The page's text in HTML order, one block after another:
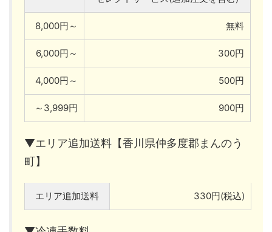
8,000円～ 無料
6,000円～ 300円
4,000円～ 500円
～3,999円 900円
▼エリア追加送料【香川県仲多度郡まんのう
町】
エリア追加送料 330円(税込)